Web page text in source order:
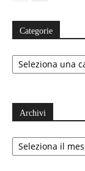
Categorie
Categorie
Archivi
Archivi